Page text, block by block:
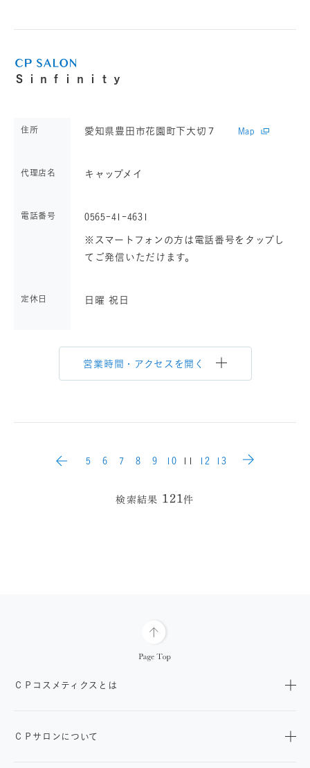
Ｓｉｎｆｉｎｉｔｙ
住所 愛知県豊田市花園町下大切７ Map
代理店名 キャップメイ
電話番号 0565-41-4631
※スマートフォンの方は電話番号をタップし
てご発信いただけます。
定休日 日曜 祝日
営業時間・アクセスを開く
検索結果 121件
5 6 7 8 9 10 11 12 13
ＣＰコスメティクスとは
ＣＰサロンについて